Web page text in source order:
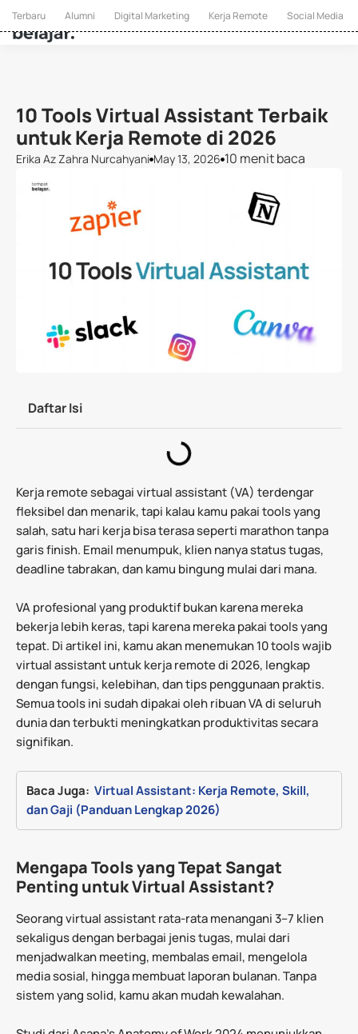
Terbaru Alumni Digital Marketing Kerja Remote Social Media
10 Tools Virtual Assistant Terbaik
untuk Kerja Remote di 2026
Erika Az Zahra Nurcahyani May 13, 2026 10 menit baca
Daftar Isi
Kerja remote sebagai virtual assistant (VA) terdengar
fleksibel dan menarik, tapi kalau kamu pakai tools yang
salah, satu hari kerja bisa terasa seperti marathon tanpa
garis finish. Email menumpuk, klien nanya status tugas,
deadline tabrakan, dan kamu bingung mulai dari mana.
VA profesional yang produktif bukan karena mereka
bekerja lebih keras, tapi karena mereka pakai tools yang
tepat. Di artikel ini, kamu akan menemukan 10 tools wajib
virtual assistant untuk kerja remote di 2026, lengkap
dengan fungsi, kelebihan, dan tips penggunaan praktis.
Semua tools ini sudah dipakai oleh ribuan VA di seluruh
dunia dan terbukti meningkatkan produktivitas secara
signifikan.
Baca Juga: Virtual Assistant: Kerja Remote, Skill,
dan Gaji (Panduan Lengkap 2026)
Mengapa Tools yang Tepat Sangat
Penting untuk Virtual Assistant?
Seorang virtual assistant rata-rata menangani 3–7 klien
sekaligus dengan berbagai jenis tugas, mulai dari
menjadwalkan meeting, membalas email, mengelola
media sosial, hingga membuat laporan bulanan. Tanpa
sistem yang solid, kamu akan mudah kewalahan.